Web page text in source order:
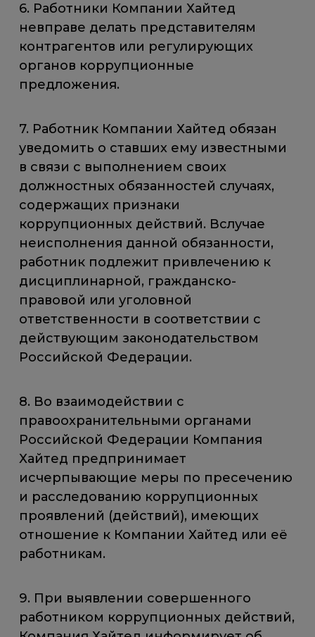
6. Работники Компании Хайтед
невправе делать представителям
контрагентов или регулирующих
органов коррупционные
предложения.
7. Работник Компании Хайтед обязан
уведомить о ставших ему известными
в связи с выполнением своих
должностных обязанностей случаях,
содержащих признаки
коррупционных действий. Вслучае
неисполнения данной обязанности,
работник подлежит привлечению к
дисциплинарной, гражданско-
правовой или уголовной
ответственности в соответствии с
действующим законодательством
Российской Федерации.
8. Во взаимодействии с
правоохранительными органами
Российской Федерации Компания
Хайтед предпринимает
исчерпывающие меры по пресечению
и расследованию коррупционных
проявлений (действий), имеющих
отношение к Компании Хайтед или её
работникам.
9. При выявлении совершенного
работником коррупционных действий,